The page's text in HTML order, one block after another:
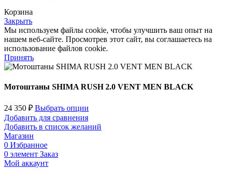
Корзина
Закрыть
Мы используем файлы cookie, чтобы улучшить ваш опыт на
нашем веб-сайте. Просмотрев этот сайт, вы соглашаетесь на
использование файлов cookie.
Принять
Мотоштаны SHIMA RUSH 2.0 VENT MEN BLACK
24 350 ₽ Выбрать опции
Добавить для сравнения
Добавить в список желаний
Магазин
0 Избранное
0 элемент Заказ
Мой аккаунт